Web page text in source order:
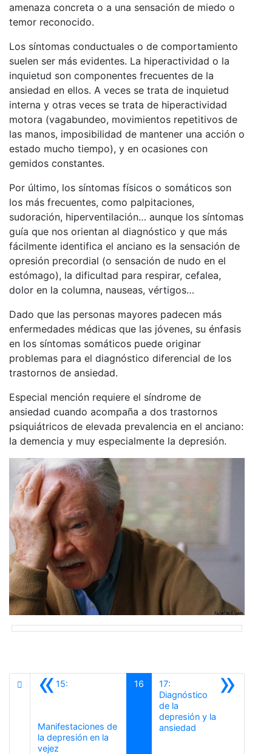
amenaza concreta o a una sensación de miedo o
temor reconocido.
Los síntomas conductuales o de comportamiento
suelen ser más evidentes. La hiperactividad o la
inquietud son componentes frecuentes de la
ansiedad en ellos. A veces se trata de inquietud
interna y otras veces se trata de hiperactividad
motora (vagabundeo, movimientos repetitivos de
las manos, imposibilidad de mantener una acción o
estado mucho tiempo), y en ocasiones con
gemidos constantes.
Por último, los síntomas físicos o somáticos son
los más frecuentes, como palpitaciones,
sudoración, hiperventilación… aunque los síntomas
guía que nos orientan al diagnóstico y que más
fácilmente identifica el anciano es la sensación de
opresión precordial (o sensación de nudo en el
estómago), la dificultad para respirar, cefalea,
dolor en la columna, nauseas, vértigos…
Dado que las personas mayores padecen más
enfermedades médicas que las jóvenes, su énfasis
en los síntomas somáticos puede originar
problemas para el diagnóstico diferencial de los
trastornos de ansiedad.
Especial mención requiere el síndrome de
ansiedad cuando acompaña a dos trastornos
psiquiátricos de elevada prevalencia en el anciano:
la demencia y muy especialmente la depresión.
«15:
Manifestaciones de
la depresión en la
vejez
16 »
17:
Diagnóstico
de la
depresión y la
ansiedadSiguiente